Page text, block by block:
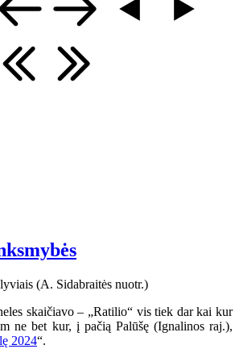
skaičiavo – „Ratilio“ vis tiek dar kai kur
ne bet kur, į pačią Palūšę (Ignalinos raj.),
2024“.